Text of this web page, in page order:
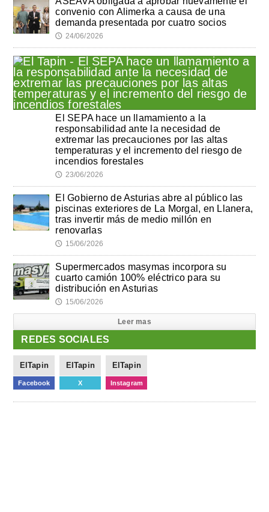
convenio con Alimerka a causa de una
demanda presentada por cuatro socios
🕔 24/06/2026
El SEPA hace un llamamiento a la
responsabilidad ante la necesidad de
extremar las precauciones por las altas
temperaturas y el incremento del riesgo de
incendios forestales
🕔 23/06/2026
El Gobierno de Asturias abre al público las
piscinas exteriores de La Morgal, en Llanera,
tras invertir más de medio millón en
renovarlas
🕔 15/06/2026
Supermercados masymas incorpora su
cuarto camión 100% eléctrico para su
distribución en Asturias
🕔 15/06/2026
Leer mas
REDES SOCIALES
ElTapin
Facebook
ElTapin
X
ElTapin
Instagram